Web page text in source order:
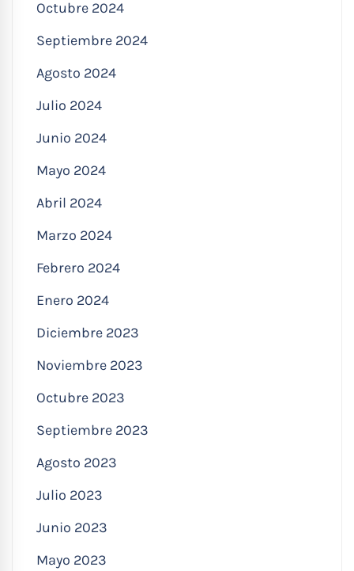
Octubre 2024
Septiembre 2024
Agosto 2024
Julio 2024
Junio 2024
Mayo 2024
Abril 2024
Marzo 2024
Febrero 2024
Enero 2024
Diciembre 2023
Noviembre 2023
Octubre 2023
Septiembre 2023
Agosto 2023
Julio 2023
Junio 2023
Mayo 2023